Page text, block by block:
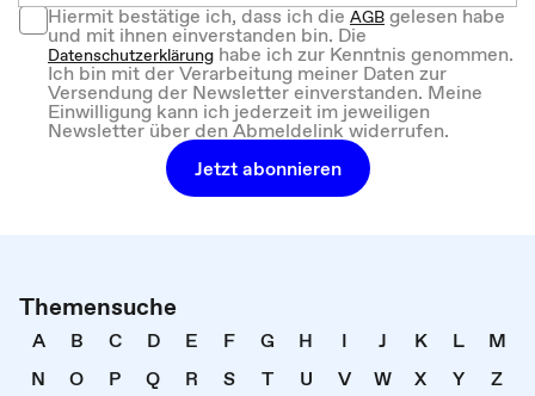
Hiermit bestätige ich, dass ich dieAGBgelesen habe
und mit ihnen einverstanden bin. Die
Datenschutzerklärung habe ich zur Kenntnis genommen.
Ich bin mit der Verarbeitung meiner Daten zur
Versendung der Newsletter einverstanden. Meine
Einwilligung kann ich jederzeit im jeweiligen
Newsletter über den Abmeldelink widerrufen.
Jetzt abonnieren
Themensuche
A B C D E F G H I J K L
M
N
O P Q R S T U V W X Y
Z